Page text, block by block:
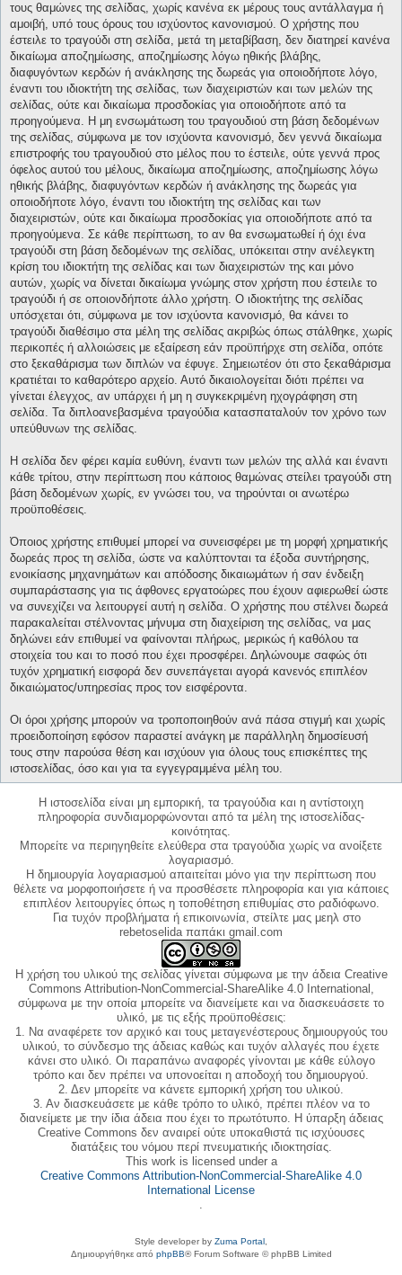
τους θαμώνες της σελίδας, χωρίς κανένα εκ μέρους τους αντάλλαγμα ή
αμοιβή, υπό τους όρους του ισχύοντος κανονισμού. Ο χρήστης που
έστειλε το τραγούδι στη σελίδα, μετά τη μεταβίβαση, δεν διατηρεί κανένα
δικαίωμα αποζημίωσης, αποζημίωσης λόγω ηθικής βλάβης,
διαφυγόντων κερδών ή ανάκλησης της δωρεάς για οποιοδήποτε λόγο,
έναντι του ιδιοκτήτη της σελίδας, των διαχειριστών και των μελών της
σελίδας, ούτε και δικαίωμα προσδοκίας για οποιοδήποτε από τα
προηγούμενα. Η μη ενσωμάτωση του τραγουδιού στη βάση δεδομένων
της σελίδας, σύμφωνα με τον ισχύοντα κανονισμό, δεν γεννά δικαίωμα
επιστροφής του τραγουδιού στο μέλος που το έστειλε, ούτε γεννά προς
όφελος αυτού του μέλους, δικαίωμα αποζημίωσης, αποζημίωσης λόγω
ηθικής βλάβης, διαφυγόντων κερδών ή ανάκλησης της δωρεάς για
οποιοδήποτε λόγο, έναντι του ιδιοκτήτη της σελίδας και των
διαχειριστών, ούτε και δικαίωμα προσδοκίας για οποιοδήποτε από τα
προηγούμενα. Σε κάθε περίπτωση, το αν θα ενσωματωθεί ή όχι ένα
τραγούδι στη βάση δεδομένων της σελίδας, υπόκειται στην ανέλεγκτη
κρίση του ιδιοκτήτη της σελίδας και των διαχειριστών της και μόνο
αυτών, χωρίς να δίνεται δικαίωμα γνώμης στον χρήστη που έστειλε το
τραγούδι ή σε οποιονδήποτε άλλο χρήστη. Ο ιδιοκτήτης της σελίδας
υπόσχεται ότι, σύμφωνα με τον ισχύοντα κανονισμό, θα κάνει το
τραγούδι διαθέσιμο στα μέλη της σελίδας ακριβώς όπως στάλθηκε, χωρίς
περικοπές ή αλλοιώσεις με εξαίρεση εάν προϋπήρχε στη σελίδα, οπότε
στο ξεκαθάρισμα των διπλών να έφυγε. Σημειωτέον ότι στο ξεκαθάρισμα
κρατιέται το καθαρότερο αρχείο. Αυτό δικαιολογείται διότι πρέπει να
γίνεται έλεγχος, αν υπάρχει ή μη η συγκεκριμένη ηχογράφηση στη
σελίδα. Τα διπλοανεβασμένα τραγούδια κατασπαταλούν τον χρόνο των
υπεύθυνων της σελίδας.
Η σελίδα δεν φέρει καμία ευθύνη, έναντι των μελών της αλλά και έναντι
κάθε τρίτου, στην περίπτωση που κάποιος θαμώνας στείλει τραγούδι στη
βάση δεδομένων χωρίς, εν γνώσει του, να τηρούνται οι ανωτέρω
προϋποθέσεις.
Όποιος χρήστης επιθυμεί μπορεί να συνεισφέρει με τη μορφή χρηματικής
δωρεάς προς τη σελίδα, ώστε να καλύπτονται τα έξοδα συντήρησης,
ενοικίασης μηχανημάτων και απόδοσης δικαιωμάτων ή σαν ένδειξη
συμπαράστασης για τις άφθονες εργατοώρες που έχουν αφιερωθεί ώστε
να συνεχίζει να λειτουργεί αυτή η σελίδα. Ο χρήστης που στέλνει δωρεά
παρακαλείται στέλνοντας μήνυμα στη διαχείριση της σελίδας, να μας
δηλώνει εάν επιθυμεί να φαίνονται πλήρως, μερικώς ή καθόλου τα
στοιχεία του και το ποσό που έχει προσφέρει. Δηλώνουμε σαφώς ότι
τυχόν χρηματική εισφορά δεν συνεπάγεται αγορά κανενός επιπλέον
δικαιώματος/υπηρεσίας προς τον εισφέροντα.
Οι όροι χρήσης μπορούν να τροποποιηθούν ανά πάσα στιγμή και χωρίς
προειδοποίηση εφόσον παραστεί ανάγκη με παράλληλη δημοσίευσή
τους στην παρούσα θέση και ισχύουν για όλους τους επισκέπτες της
ιστοσελίδας, όσο και για τα εγγεγραμμένα μέλη του.
Η ιστοσελίδα είναι μη εμπορική, τα τραγούδια και η αντίστοιχη
πληροφορία συνδιαμορφώνονται από τα μέλη της ιστοσελίδας-
κοινότητας.
Μπορείτε να περιηγηθείτε ελεύθερα στα τραγούδια χωρίς να ανοίξετε
λογαριασμό.
Η δημιουργία λογαριασμού απαιτείται μόνο για την περίπτωση που
θέλετε να μορφοποιήσετε ή να προσθέσετε πληροφορία και για κάποιες
επιπλέον λειτουργίες όπως η τοποθέτηση επιθυμίας στο ραδιόφωνο.
Για τυχόν προβλήματα ή επικοινωνία, στείλτε μας μεηλ στο
rebetoselida παπάκι gmail.com
Η χρήση του υλικού της σελίδας γίνεται σύμφωνα με την άδεια Creative
Commons Attribution-NonCommercial-ShareAlike 4.0 International,
σύμφωνα με την οποία μπορείτε να διανείμετε και να διασκευάσετε το
υλικό, με τις εξής προϋποθέσεις:
1. Να αναφέρετε τον αρχικό και τους μεταγενέστερους δημιουργούς του
υλικού, το σύνδεσμο της άδειας καθώς και τυχόν αλλαγές που έχετε
κάνει στο υλικό. Οι παραπάνω αναφορές γίνονται με κάθε εύλογο
τρόπο και δεν πρέπει να υπονοείται η αποδοχή του δημιουργού.
2. Δεν μπορείτε να κάνετε εμπορική χρήση του υλικού.
3. Αν διασκευάσετε με κάθε τρόπο το υλικό, πρέπει πλέον να το
διανείμετε με την ίδια άδεια που έχει το πρωτότυπο. Η ύπαρξη άδειας
Creative Commons δεν αναιρεί ούτε υποκαθιστά τις ισχύουσες
διατάξεις του νόμου περί πνευματικής ιδιοκτησίας.
This work is licensed under a
Creative Commons Attribution-NonCommercial-ShareAlike 4.0
International License
.
Style developer by Zuma Portal
Δημιουργήθηκε από phpBB® Forum Software © phpBB Limited